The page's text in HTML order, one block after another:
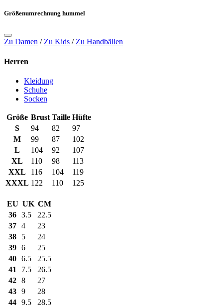
Größenumrechnung hummel
Zu Damen / Zu Kids / Zu Handbällen
Herren
Kleidung
Schuhe
Socken
Größe Brust Taille Hüfte
S
94 82
97
M
99 87
102
L
104 92
107
XL
110 98
113
XXL
116 104
119
XXXL 122 110 125
EU UK CM
36 3.5
22.5
37 4
23
38
5
24
39 6
25
40 6.5
25.5
41
7.5
26.5
42 8
27
43 9
28
44 9.5
28.5